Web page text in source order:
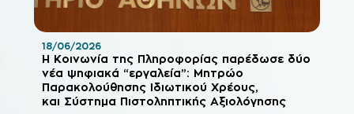
Η Κοινωνία της Πληροφορίας παρέδωσε δύο
νέα ψηφιακά “εργαλεία”: Μητρώο
Παρακολούθησης Ιδιωτικού Χρέους,
και Σύστημα Πιστοληπτικής Αξιολόγησης
18/06/2026